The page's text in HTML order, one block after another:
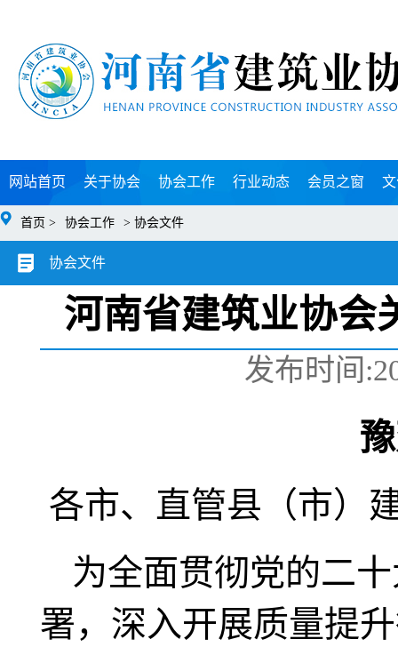
网站首页 关于协会 协会工作 行业动态 会员之窗
首页 > 协会工作 > 协会文件
协会文件
河南省建筑业协会
发布时间
各市、直管县（市）
为全面贯彻党的二
署，深入开展质量提